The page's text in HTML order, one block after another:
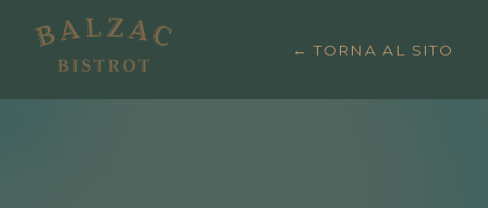
← TORNA AL SITO